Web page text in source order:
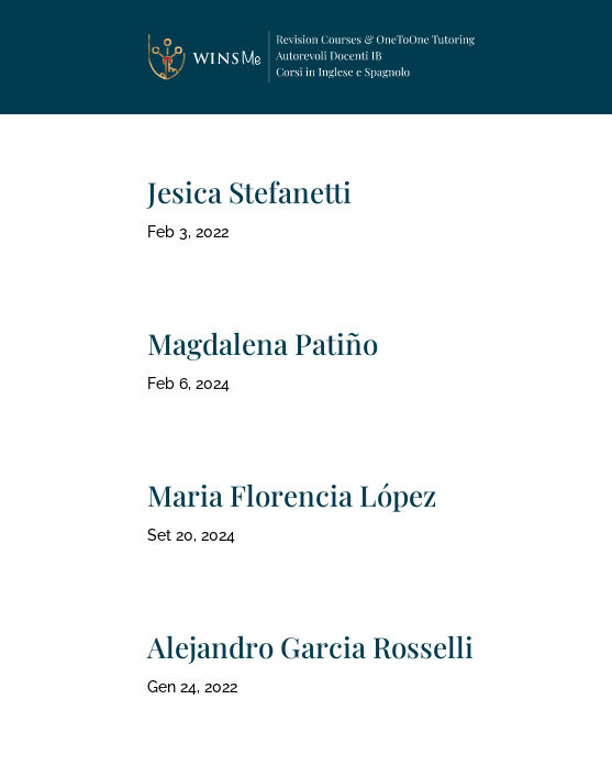
Jesica Stefanetti
Feb 3, 2022
Magdalena Patiño
Feb 6, 2024
Maria Florencia López
Set 20, 2024
Alejandro Garcia Rosselli
Gen 24, 2022